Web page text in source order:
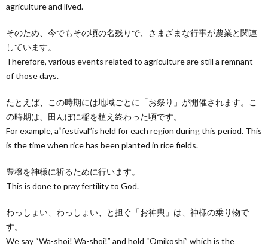
agriculture and lived.
そのため、今でもその頃の名残りで、さまざまな行事が農業と関連
しています。
Therefore, various events related to agriculture are still a remnant
of those days.
たとえば、この時期には地域ごとに「お祭り」が開催されます。こ
の時期は、田んぼに稲を植え終わった頃です。
For example, a“festival”is held for each region during this period. This
is the time when rice has been planted in rice fields.
豊穣を神様に祈るために行います。
This is done to pray fertility to God.
わっしょい、わっしょい、と担ぐ「お神輿」は、神様の乗り物で
す。
We say “Wa-shoi! Wa-shoi!” and hold “Omikoshi” which is the